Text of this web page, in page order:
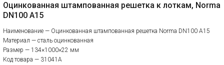
Оцинкованная штампованная решетка к лоткам, Norma
DN100 А15
Наименование — Оцинкованная штампованная решетка Norma DN100 А15
Материал — сталь оцинкованная
Размер — 134×1000×22 мм
Код товара — 31041A